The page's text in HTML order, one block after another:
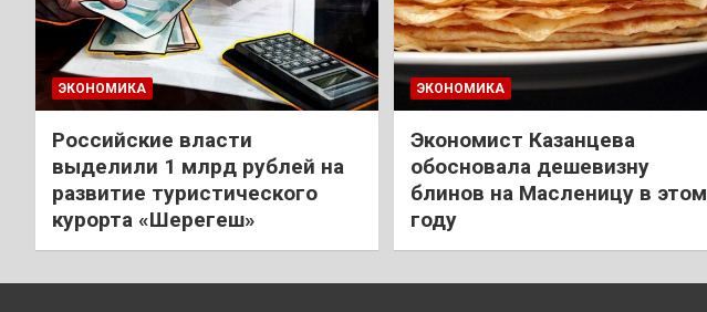
ЭКОНОМИКА
Российские власти
выделили 1 млрд рублей на
развитие туристического
курорта «Шерегеш»
ЭКОНОМИКА
Экономист Казанцева
обосновала дешевизну
блинов на Масленицу в этом
году